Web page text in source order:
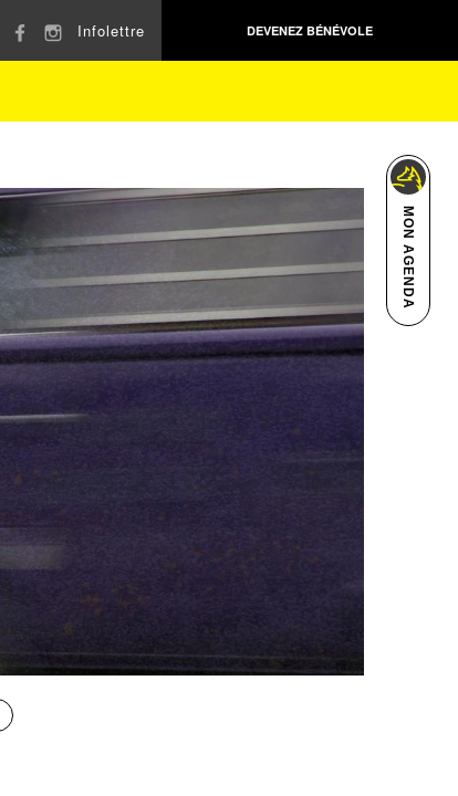
Infolettre DEVENEZ BÉNÉVOLE
MON AGENDA